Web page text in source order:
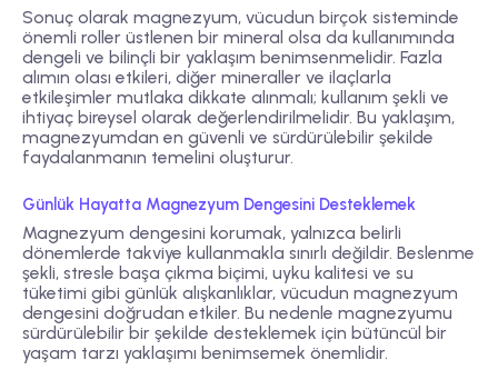
Sonuç olarak magnezyum, vücudun birçok sisteminde
önemli roller üstlenen bir mineral olsa da kullanımında
dengeli ve bilinçli bir yaklaşım benimsenmelidir. Fazla
alımın olası etkileri, diğer mineraller ve ilaçlarla
etkileşimler mutlaka dikkate alınmalı; kullanım şekli ve
ihtiyaç bireysel olarak değerlendirilmelidir. Bu yaklaşım,
magnezyumdan en güvenli ve sürdürülebilir şekilde
faydalanmanın temelini oluşturur.
Günlük Hayatta Magnezyum Dengesini Desteklemek
Magnezyum dengesini korumak, yalnızca belirli
dönemlerde takviye kullanmakla sınırlı değildir. Beslenme
şekli, stresle başa çıkma biçimi, uyku kalitesi ve su
tüketimi gibi günlük alışkanlıklar, vücudun magnezyum
dengesini doğrudan etkiler. Bu nedenle magnezyumu
sürdürülebilir bir şekilde desteklemek için bütüncül bir
yaşam tarzı yaklaşımı benimsemek önemlidir.